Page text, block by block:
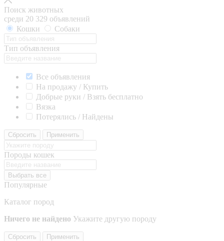
Поиск животных
среди 20 329 объявлений
Кошки
Собаки
Тип объявления
Все объявления
На продажу / Купить
Добрые руки / Взять бесплатно
Вязка
Потерялись / Найдены
Сбросить Применить
Породы кошек
Выбрать все
Популярные
Каталог пород
Ничего не найдено Укажите другую породу
Сбросить Применить